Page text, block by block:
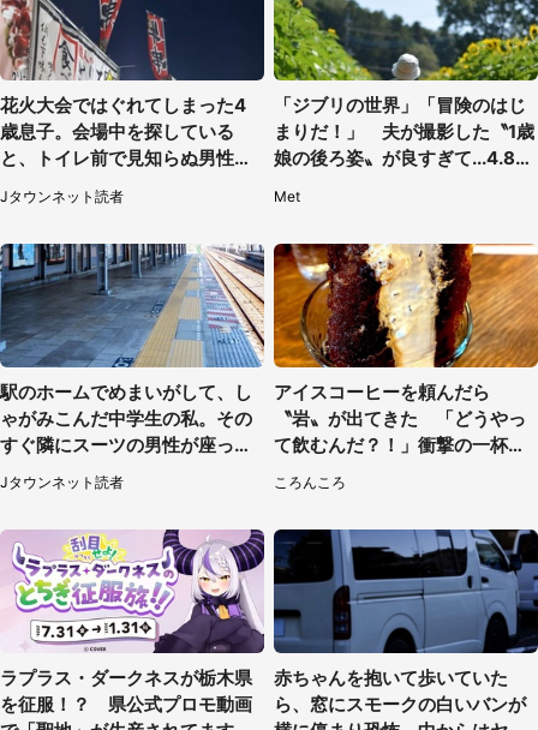
花火大会ではぐれてしまった4
歳息子。会場中を探している
と、トイレ前で見知らぬ男性に
（東京都・女性）
Jタウンネット読者
「ジブリの世界」「冒険のはじ
まりだ！」 夫が撮影した〝1歳
娘の後ろ姿〟が良すぎて...4.8万
Met
駅のホームでめまいがして、し
ゃがみこんだ中学生の私。その
すぐ隣にスーツの男性が座って
きて（千葉県・20代女性）
Jタウンネット読者
アイスコーヒーを頼んだら
〝岩〟が出てきた 「どうやっ
て飲むんだ？！」衝撃の一杯が
話題
ころんころ
ラプラス・ダークネスが栃木県
を征服！？ 県公式プロモ動画
赤ちゃんを抱いて歩いていた
ら、窓にスモークの白いバンが